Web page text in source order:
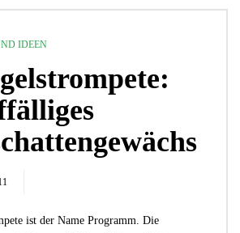
IDEEN
ist der Name Programm. Die